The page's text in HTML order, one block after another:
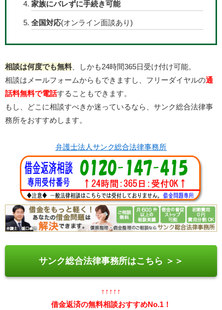
家族にバレずに手続き可能
全国対応(オンライン面談あり)
相談は何度でも無料、しかも24時間365日受け付け可能。
相談はメールフォームからもできますし、フリーダイヤルの通
話料無料で電話することもできます。
もし、どこに相談すべきか迷っているなら、サンク総合法律事
務所をおすすめします。
弁護士法人サンク総合法律事務所
サンク総合法律事務所はこちら ＞＞
↑↑↑↑↑
借金返済の無料相談おすすめNo.1！